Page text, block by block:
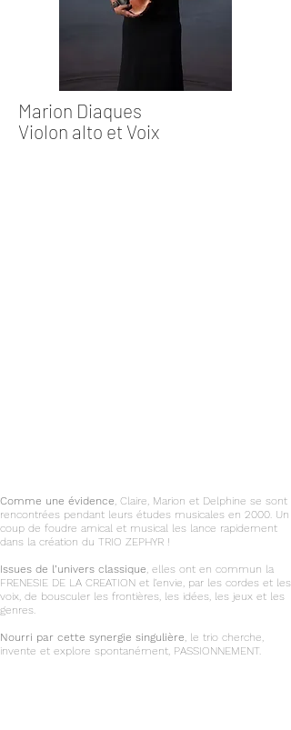
Marion Diaques
Violon alto et Voix
Comme une évidence, Claire, Marion et Delphine se sont
rencontrées pendant leurs études musicales en 2000. Un
coup de foudre amical et musical les lance rapidement
dans la création du TRIO ZEPHYR !
Issues de l’univers classique, elles ont en commun la
FRENESIE DE LA CREATION et l’envie, par les cordes et les
voix, de bousculer les frontières, les idées, les jeux et les
genres.
Nourri par cette synergie singulière, le trio cherche,
invente et explore spontanément, PASSIONNEMENT.